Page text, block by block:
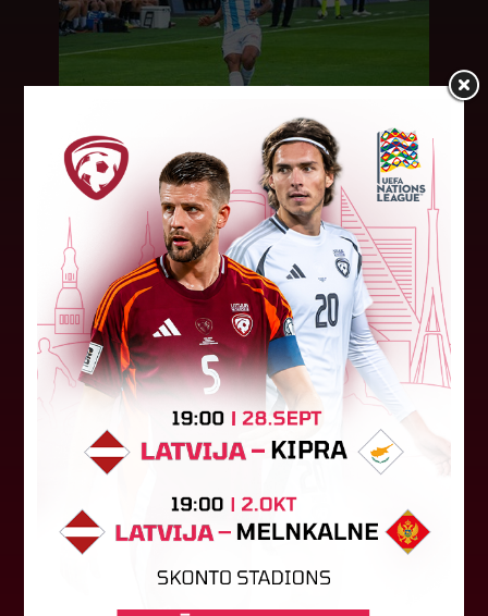
"Riga FC" iegūst handikapu, RFS
būs jāatspēlējas
Ceturtdienas vakarā savas spēles UEFA
Konferences līgas kvalifikācijas trešajā kārtā
aizvadīja divi Latvijas klubi. FC RFS izbraukumā ar
0:2 zaudēja Čehijas "Jablonec"...
06. augusts 2026.